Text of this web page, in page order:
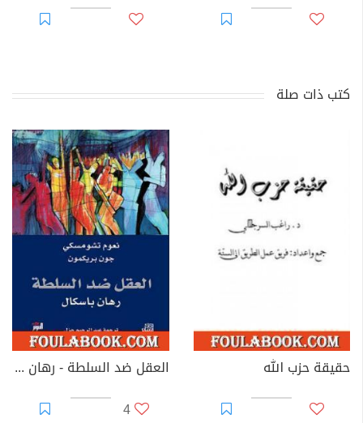
كتب ذات صلة
حقيقة حزب الله
العقل ضد السلطة - رهان باسكال
4